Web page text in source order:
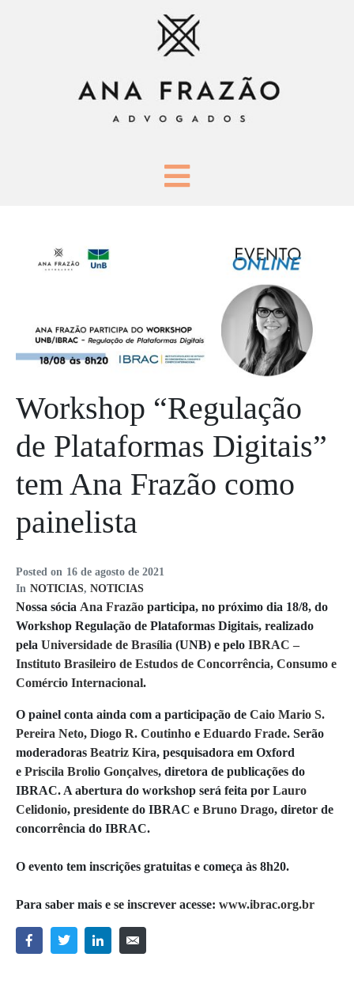
Posted on 16 de agosto de 2021
In NOTICIAS, NOTICIAS
Workshop “Regulação
de Plataformas Digitais”
tem Ana Frazão como
painelista
Nossa sócia Ana Frazão participa, no próximo dia 18/8, do
Workshop Regulação de Plataformas Digitais, realizado
pela Universidade de Brasília (UNB) e pelo IBRAC –
Instituto Brasileiro de Estudos de Concorrência, Consumo e
Comércio Internacional.
O painel conta ainda com a participação de Caio Mario S.
Pereira Neto, Diogo R. Coutinho e Eduardo Frade. Serão
moderadoras Beatriz Kira, pesquisadora em Oxford
e Priscila Brolio Gonçalves, diretora de publicações do
IBRAC. A abertura do workshop será feita por Lauro
Celidonio, presidente do IBRAC e Bruno Drago, diretor de
concorrência do IBRAC.
O evento tem inscrições gratuitas e começa às 8h20.
Para saber mais e se inscrever acesse: www.ibrac.org.br